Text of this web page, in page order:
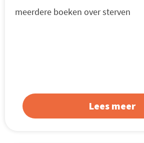
meerdere boeken over sterven
Lees meer